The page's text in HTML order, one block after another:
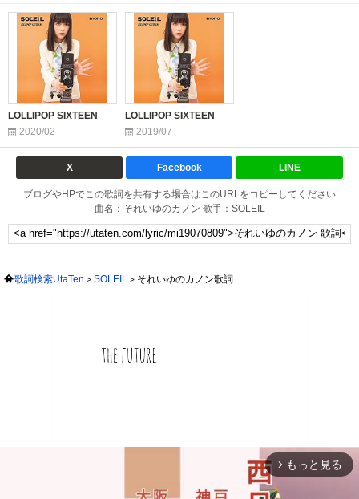
LOLLIPOP SIXTEEN
2020/02
LOLLIPOP SIXTEEN
2019/07
X Facebook LINE
ブログやHPでこの歌詞を共有する場合はこのURLをコピーしてください
曲名：それいゆのカノン 歌手：SOLEIL
歌詞検索UtaTen SOLEIL それいゆのカノン歌詞
arrow_forward_ios もっと見る